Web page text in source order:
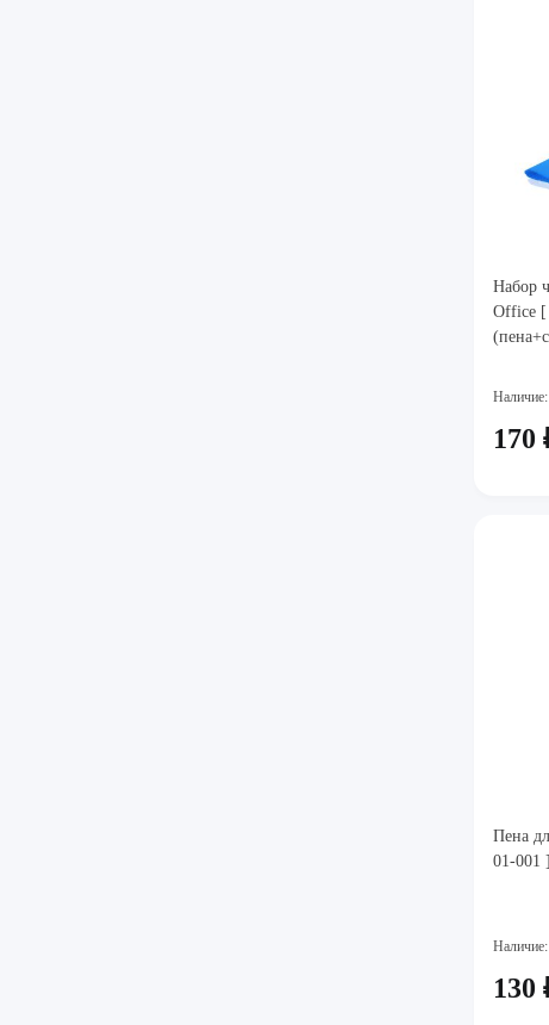
Набор
Office [
Наличие:
170
Пена
01-001
Наличие:
130